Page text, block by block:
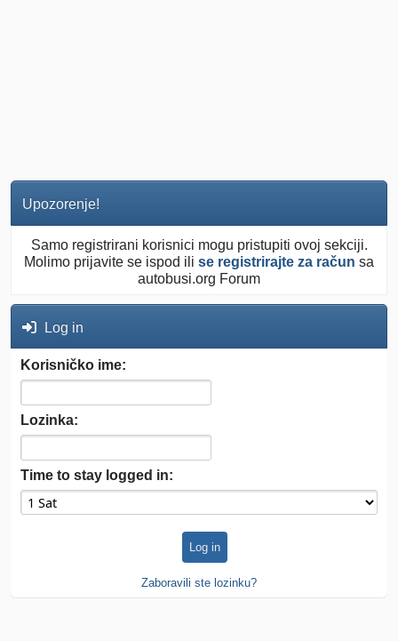
Upozorenje!
Samo registrirani korisnici mogu pristupiti ovoj sekciji.
Molimo prijavite se ispod ili se registrirajte za račun sa
autobusi.org Forum
Log in
Korisničko ime:
Lozinka:
Time to stay logged in:
Zaboravili ste lozinku?